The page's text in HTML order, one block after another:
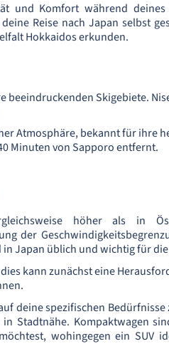
und Komfort während deines
Reise nach Japan selbst
Hokkaidos erkunden.
beeindruckenden Skigebiete.
Atmosphäre, bekannt für ihre
Minuten von Sapporo entfernt.
höher als in
der
Japan üblich und wichtig für
kann zunächst eine
deine spezifischen
Stadtnähe. Kompaktwagen
wohingegen ein SUV